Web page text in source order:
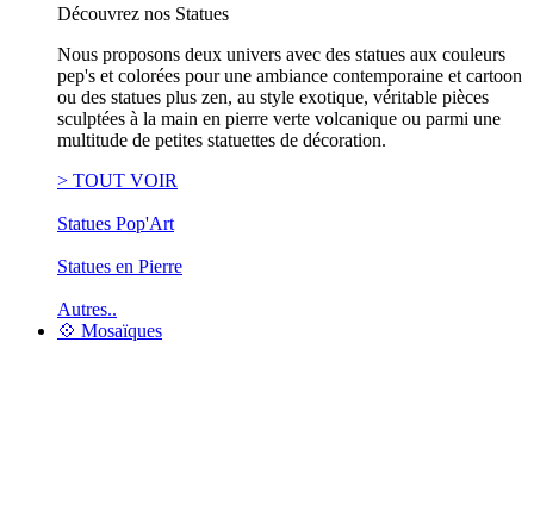
Découvrez nos Statues
Nous proposons deux univers avec des statues aux couleurs
pep's et colorées pour une ambiance contemporaine et cartoon
ou des statues plus zen, au style exotique, véritable pièces
sculptées à la main en pierre verte volcanique ou parmi une
multitude de petites statuettes de décoration.
> TOUT VOIR
Statues Pop'Art
Statues en Pierre
Autres..
💠 Mosaïques